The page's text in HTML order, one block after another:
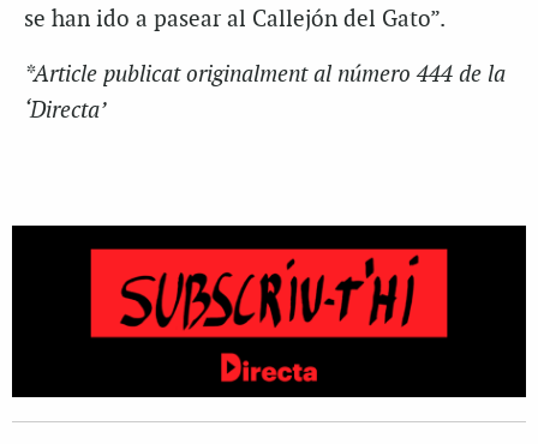
se han ido a pasear al Callejón del Gato”.
*Article publicat originalment al número 444 de la
‘Directa’